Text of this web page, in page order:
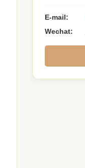
E-mail:
Wechat: